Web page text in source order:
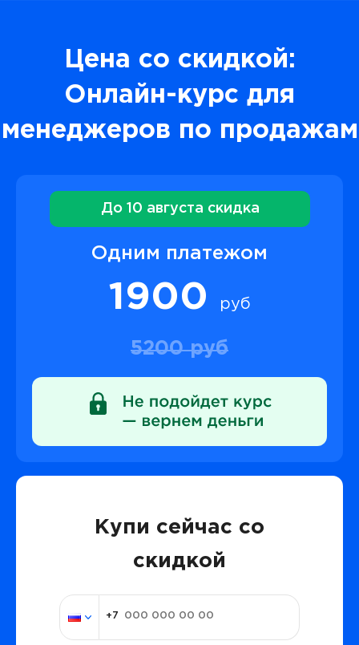
Цена со скидкой:
Онлайн-курс для
менеджеров по продажам
До 10 августа скидка
Одним платежом
1900 руб
5200 руб
Купи сейчас со
скидкой